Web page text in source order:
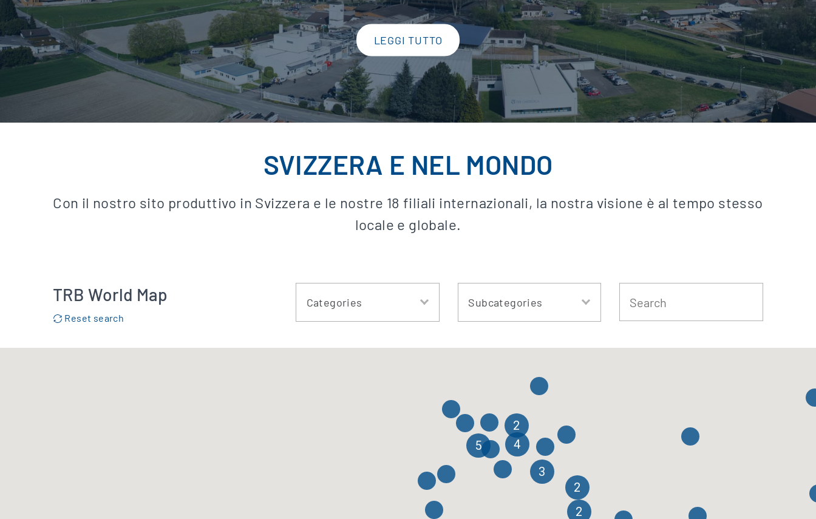
LEGGI TUTTO
SVIZZERA E NEL MONDO
Con il nostro sito produttivo in Svizzera e le nostre 18 filiali internazionali, la nostra visione è al tempo stesso
locale e globale.
TRB World Map
Reset search
Categories Subcategories
2
4
3
5
2
2